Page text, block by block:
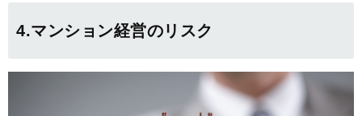
4.マンション経営のリスク